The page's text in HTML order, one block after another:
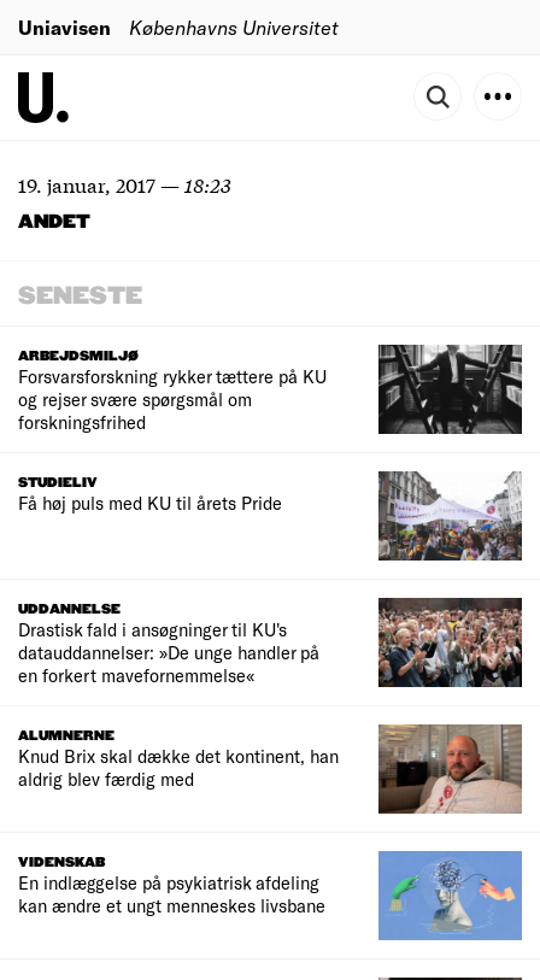
Uniavisen Københavns Universitet
19. januar, 2017— 18:23
ANDET
SENESTE
ARBEJDSMILJØ
Forsvarsforskning rykker tættere på KU
og rejser svære spørgsmål om
forskningsfrihed
STUDIELIV
Få høj puls med KU til årets Pride
UDDANNELSE
Drastisk fald i ansøgninger til KU's
datauddannelser: »De unge handler på
en forkert mavefornemmelse«
ALUMNERNE
Knud Brix skal dække det kontinent, han
aldrig blev færdig med
VIDENSKAB
En indlæggelse på psykiatrisk afdeling
kan ændre et ungt menneskes livsbane